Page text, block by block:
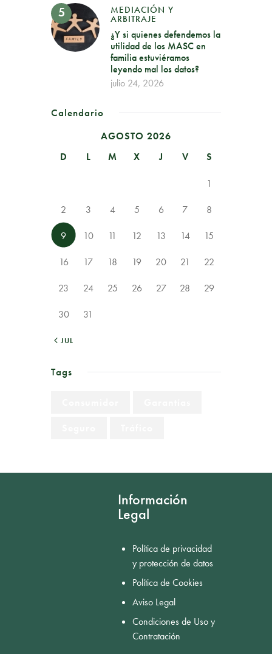
MEDIACIÓN Y
ARBITRAJE
¿Y si quienes defendemos la
utilidad de los MASC en
familia estuviéramos
leyendo mal los datos?
julio 24, 2026
Calendario
AGOSTO 2026
D
L M X J V S
1
2 3 4 5 6 7 8
9 10 11 12 13 14 15
16 17 18 19 20 21 22
23 24 25 26 27 28 29
30 31
« JUL
Tags
Información
Legal
Política de privacidad
y protección de datos
Política de Cookies
Aviso Legal
Condiciones de Uso y
Contratación